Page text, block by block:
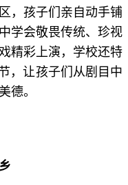
，孩子们亲自动手铺
学会敬畏传统、珍视
精彩上演，学校还特
，让孩子们从剧目中
德。